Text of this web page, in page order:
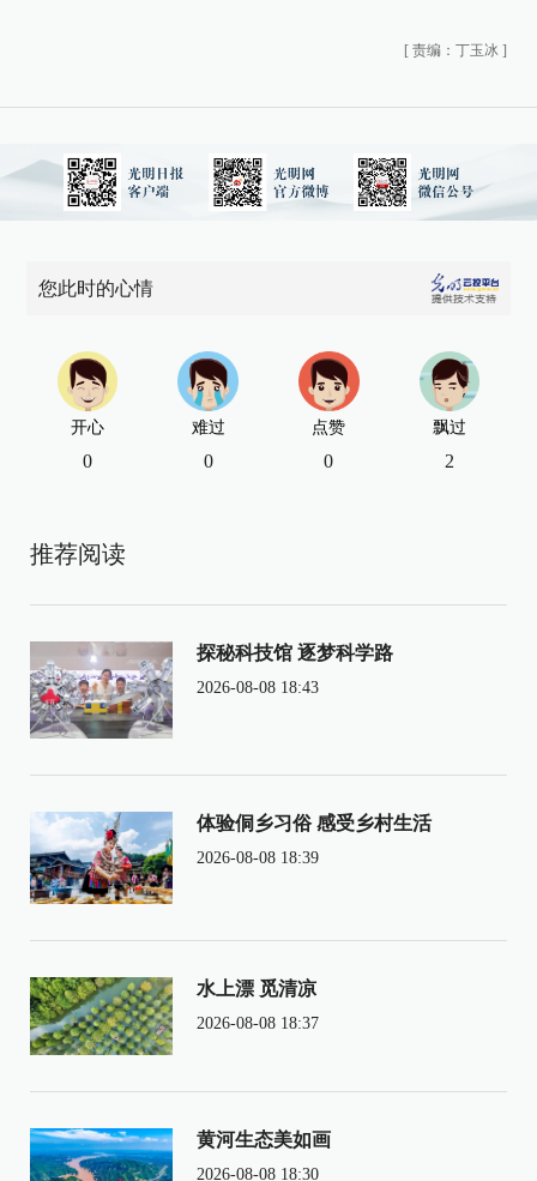
[ 责编：丁玉冰 ]
您此时的心情
开心
0
难过
0
点赞
0
飘过
2
推荐阅读
探秘科技馆 逐梦科学路
2026-08-08 18:43
体验侗乡习俗 感受乡村生活
2026-08-08 18:39
水上漂 觅清凉
2026-08-08 18:37
黄河生态美如画
2026-08-08 18:30